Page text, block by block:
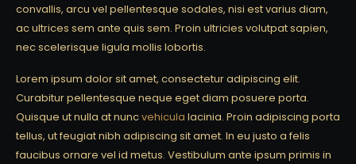
convallis, arcu vel pellentesque sodales, nisi est varius diam,
ac ultrices sem ante quis sem. Proin ultricies volutpat sapien,
nec scelerisque ligula mollis lobortis.
Lorem ipsum dolor sit amet, consectetur adipiscing elit.
Curabitur pellentesque neque eget diam posuere porta.
Quisque ut nulla at nuncvehicula lacinia. Proin adipiscing porta
tellus, ut feugiat nibh adipiscing sit amet. In eu justo a felis
faucibus ornare vel id metus. Vestibulum ante ipsum primis in